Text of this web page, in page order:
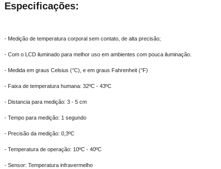
Especificações:
- Medição de temperatura corporal sem contato, de alta precisão;
- Com o LCD iluminado para melhor uso em ambientes com pouca iluminação.
- Medida em graus Celsius (°C), e em graus Fahrenheit (°F)
- Faixa de temperatura humana: 32ºC - 43ºC
- Distancia para medição: 3 - 5 cm
- Tempo para medição: 1 segundo
- Precisão da medição: 0,3ºC
- Temperatura de operação: 10ºC - 40ºC
- Sensor: Temperatura infravermelho